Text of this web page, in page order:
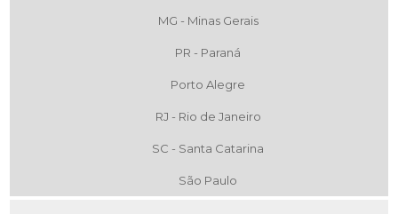
MG - Minas Gerais
PR - Paraná
Porto Alegre
RJ - Rio de Janeiro
SC - Santa Catarina
São Paulo